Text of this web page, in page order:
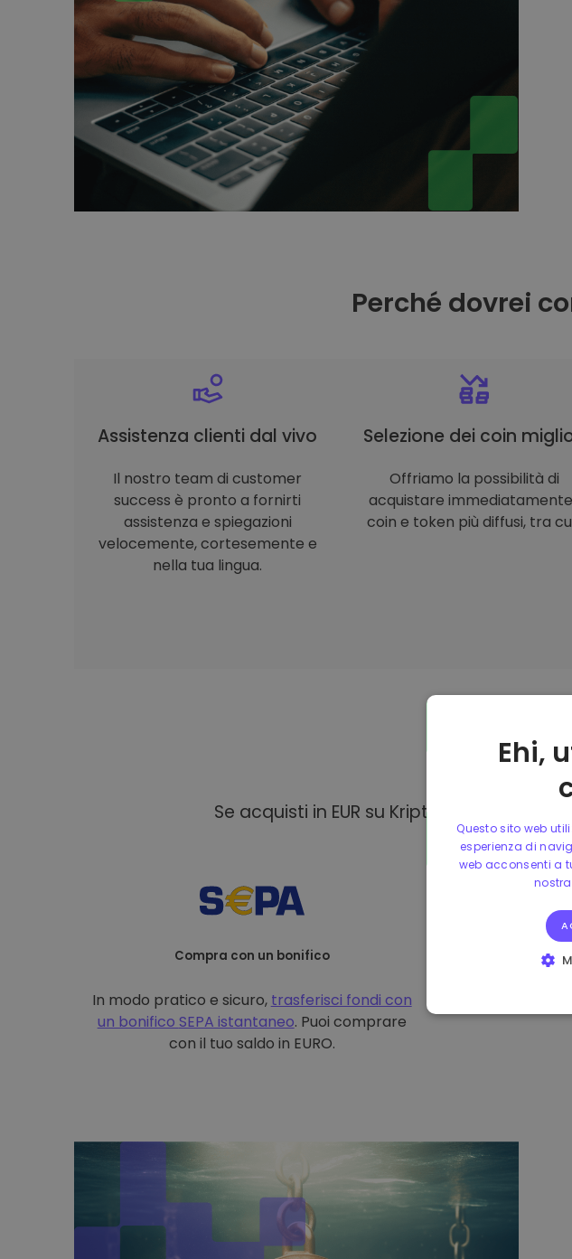
Perché dovrei
Assistenza clienti dal vivo
Il nostro team di customer
success è pronto a fornirti
assistenza e spiegazioni
velocemente, cortesemente e
nella tua lingua.
Selezione dei coin
Offriamo la possibilità di
acquistare
coin e token più diffusi, tra
Se acquisti in EUR su Kriptomat, hai a
Compra con un bonifico
In modo pratico e sicuro, trasferisci fondi con
un bonifico SEPA istantaneo. Puoi comprare
con il tuo saldo in EURO.
Ehi,
Questo sito web
esperienza di
web acconsenti a